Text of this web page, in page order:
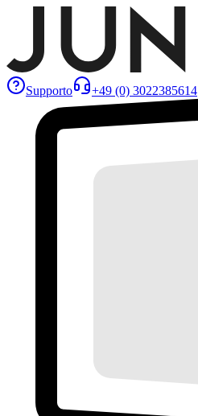
Supporto +49 (0) 3022385614